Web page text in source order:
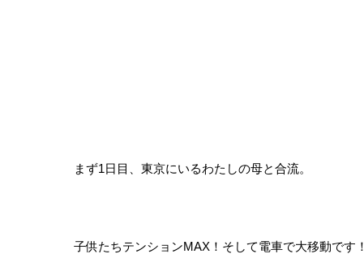
まず1日目、東京にいるわたしの母と合流。
子供たちテンションMAX！そして電車で大移動です！